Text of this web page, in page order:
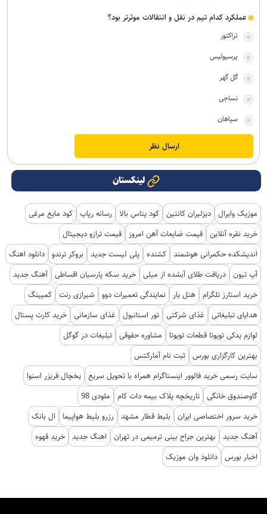
عملکرد کدام تیم در نقل و انتقالات موثرتر بود؟
تراکتور
پرسپولیس
گل گهر
نساجی
سپاهان
لینکستان
موزیک وایرال دیزلیران کانتین کود پتاس بالا رسانه رپاپ کود مایع مرغی
خرید نقره آنلاین قیمت ضایعات آهن امروز
قیمت ترازو دیجیتال
اندیشکده حکمرانی هوشمند کشنده پلی لیست جدید بروکر ترندو دانلود اهنگ
آپ تیون دریافت طلای آبشده از میلی خرید سکه پارسیان اقساطی آهنگ جدید
خرید استارز تلگرام هتل یار نمایندگی تعمیرات دوو شیرازی رنت کمپینگ
هدایای تبلیغاتی
غذای شرکتی تور استانبول غذای سازمانی خرید کارت پستال
لوازم یدکی تویوتا قطعات تویوتا
مشاوره حقوقی تبلیغات در گوگل
بهترین کارگزاری بورس ثبت نام آمارکتس
سایت رسمی خرید فالوور اینستاگرام همراه با تحویل سریع یخچال فریزر اسنوا
گاوصندوق خانگی تاریخچه پلاک بیمه دات کام
ملودی 98
خرید سرور اختصاصی ایران
بلیط قطار مشهد رزرو بلیط هواپیما
ال بانک
آهنگ جدید
بهترین جراح بینی ترمیمی در تهران اهنگ جدید خرید قهوه
اخبار بورس دانلود وان موزیک